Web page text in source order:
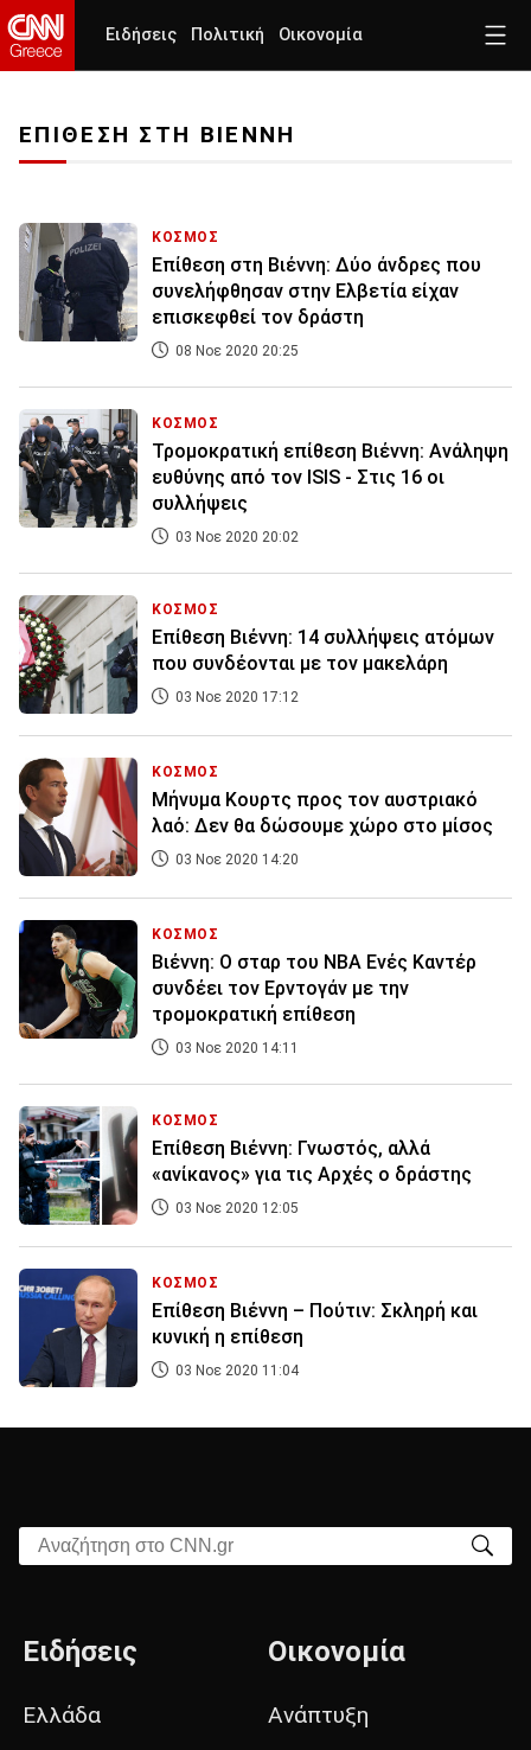
Ειδήσεις Πολιτική Οικονομία
ΕΠΙΘΕΣΗ ΣΤΗ ΒΙΕΝΝΗ
ΚΟΣΜΟΣ
Επίθεση στη Βιέννη: Δύο άνδρες που
συνελήφθησαν στην Ελβετία είχαν
επισκεφθεί τον δράστη
08 Νοε 2020 20:25
ΚΟΣΜΟΣ
Τρομοκρατική επίθεση Βιέννη: Ανάληψη
ευθύνης από τον ISIS - Στις 16 οι
συλλήψεις
03 Νοε 2020 20:02
ΚΟΣΜΟΣ
Επίθεση Βιέννη: 14 συλλήψεις ατόμων
που συνδέονται με τον μακελάρη
03 Νοε 2020 17:12
ΚΟΣΜΟΣ
Μήνυμα Κουρτς προς τον αυστριακό
λαό: Δεν θα δώσουμε χώρο στο μίσος
03 Νοε 2020 14:20
ΚΟΣΜΟΣ
Βιέννη: Ο σταρ του NBA Ενές Καντέρ
συνδέει τον Ερντογάν με την
τρομοκρατική επίθεση
03 Νοε 2020 14:11
ΚΟΣΜΟΣ
Επίθεση Βιέννη: Γνωστός, αλλά
«ανίκανος» για τις Αρχές ο δράστης
03 Νοε 2020 12:05
ΚΟΣΜΟΣ
Επίθεση Βιέννη – Πούτιν: Σκληρή και
κυνική η επίθεση
03 Νοε 2020 11:04
Αναζήτηση στο CNN.gr
Ειδήσεις
Ελλάδα
Οικονομία
Ανάπτυξη